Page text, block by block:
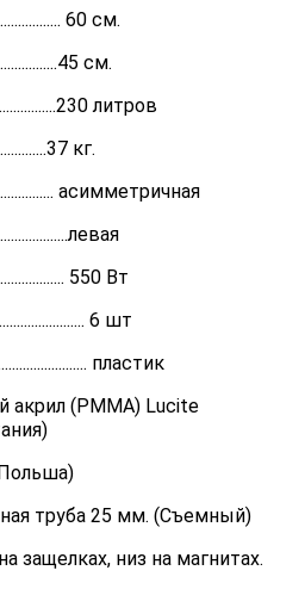
60 см.
см.
литров
кг.
асимметричная
550 Вт
6 шт
пластик
акрил (PMMA) Lucite
труба 25 мм. (Съемный)
защелках, низ на магнитах.